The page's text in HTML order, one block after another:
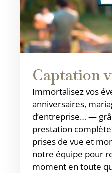
Captation
Immortalisez vos
anniversaires,
d’entreprise… —
prestation
prises de vue et
notre équipe pour
moment en toute